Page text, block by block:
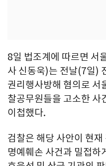
8일 법조계에 따르면 서
사 신동욱)는 전날(7일)
권리행사방해 혐의로 서
찰공무원들을 고소한 사
이첩했다.
검찰은 해당 사안이 현재
명예훼손 사건과 밀접하